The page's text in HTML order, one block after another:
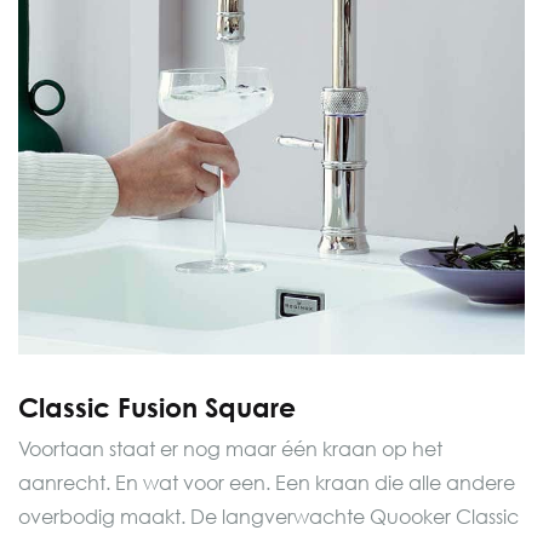
Classic Fusion Square
Voortaan staat er nog maar één kraan op het
aanrecht. En wat voor een. Een kraan die alle andere
overbodig maakt. De langverwachte Quooker Classic